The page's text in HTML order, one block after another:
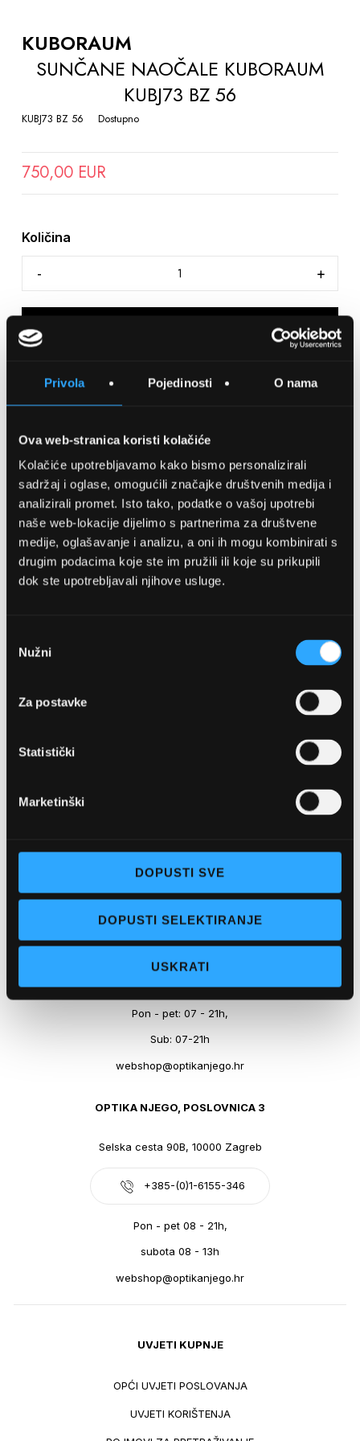
Privola Pojedinosti O nama
Ova web-stranica koristi kolačiće
Kolačiće upotrebljavamo kako bismo personalizirali
sadržaj i oglase, omogućili značajke društvenih medija i
analizirali promet. Isto tako, podatke o vašoj upotrebi
naše web-lokacije dijelimo s partnerima za društvene
medije, oglašavanje i analizu, a oni ih mogu kombinirati s
drugim podacima koje ste im pružili ili koje su prikupili
dok ste upotrebljavali njihove usluge.
pristanka
Nužni
Za postavke
Statistički
Marketinški
DOPUSTI SVE
DOPUSTI SELEKTIRANJE
USKRATI
THE
BEGINNING
OF
GALLERY
KUBORAUM
SUNČANE NAOČALE KUBORAUM
KUBJ73 BZ 56
KUBJ73 BZ 56 Dostupno
750,00 EUR
Količina
SPREMITE NA LISTU ŽELJA
Detalji
Podijeli s prijateljima
webshop@optikanjego.hr
OPTIKA NJEGO, POSLOVNICA 2
+385-(0)21-612-709
Pon - pet: 07 - 21h,
Sub: 07-21h
webshop@optikanjego.hr
OPTIKA NJEGO, POSLOVNICA 3
Selska cesta 90B, 10000 Zagreb
+385-(0)1-6155-346
Pon - pet 08 - 21h,
subota 08 - 13h
webshop@optikanjego.hr
UVJETI KUPNJE
OPĆI UVJETI POSLOVANJA
UVJETI KORIŠTENJA